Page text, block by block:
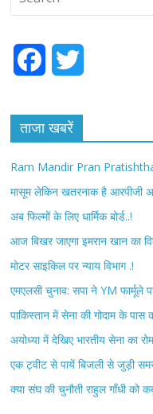
c
b
o
o
t
e
r
ताजा खबरें
Ram Mandir Pran
मासूम लेकिन खतरनाक है आरपीजी
अब फिल्मों के लिए धार्मिक बोर्ड..!
आज बिखर जाएगा इमरान खान का
मोटर साइकिल पर न्याय विभाग .!
एमएलसी चुनाव: सपा ने YM फार्मूले
पाकिस्तान में सेना की गोदाम के
अयोध्या में देखिए भारतीय सेना का
एक ट्वीट से पायें बिजली से जुड़ी
क्या संघ की चुनौती राहुल गाँधी को